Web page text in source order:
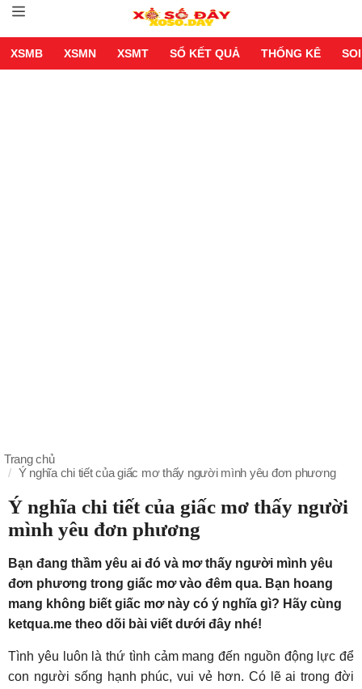
XSMB XSMN XSMT SỔ KẾT QUẢ THỐNG KÊ
Trang chủ
Ý nghĩa chi tiết của giấc mơ thấy người mình yêu đơn phương
Ý nghĩa chi tiết của giấc mơ thấy người
mình yêu đơn phương
Bạn đang thầm yêu ai đó và mơ thấy người mình yêu
đơn phương trong giấc mơ vào đêm qua. Bạn hoang
mang không biết giấc mơ này có ý nghĩa gì? Hãy cùng
ketqua.me theo dõi bài viết dưới đây nhé!
Tình yêu luôn là thứ tình cảm mang đến nguồn động lực để
con người sống hạnh phúc, vui vẻ hơn. Có lẽ ai trong đời